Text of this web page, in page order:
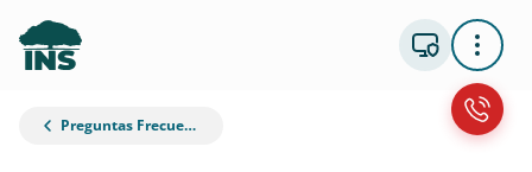
Preguntas Frecuentes